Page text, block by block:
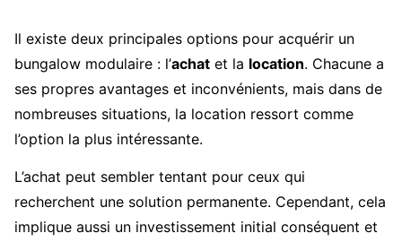
Il existe deux principales options pour acquérir un
bungalow modulaire : l’achat et la location. Chacune a
ses propres avantages et inconvénients, mais dans de
nombreuses situations, la location ressort comme
l’option la plus intéressante.
L’achat peut sembler tentant pour ceux qui
recherchent une solution permanente. Cependant, cela
implique aussi un investissement initial conséquent et